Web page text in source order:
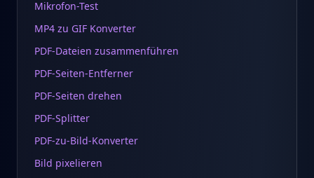
Mikrofon-Test
MP4 zu GIF Konverter
PDF-Dateien zusammenführen
PDF-Seiten-Entferner
PDF-Seiten drehen
PDF-Splitter
PDF-zu-Bild-Konverter
Bild pixelieren